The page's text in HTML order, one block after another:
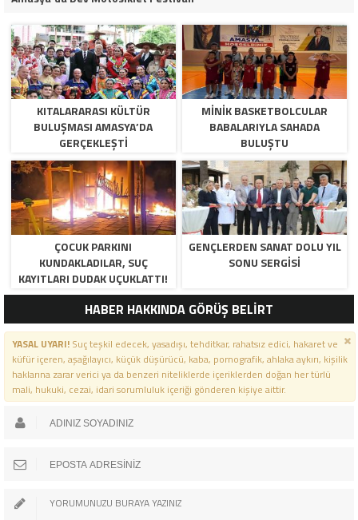
KITALARARASI KÜLTÜR
BULUŞMASI AMASYA’DA
GERÇEKLEŞTI
MINIK BASKETBOLCULAR
BABALARIYLA SAHADA
BULUŞTU
ÇOCUK PARKINI
KUNDAKLADILAR, SUÇ
KAYITLARI DUDAK UÇUKLATTI!
GENÇLERDEN SANAT DOLU YIL
SONU SERGISI
HABER HAKKINDA GÖRÜŞ BELİRT
YASAL UYARI!Suç teşkil edecek, yasadışı, tehditkar, rahatsız edici, hakaret ve
küfür içeren, aşağılayıcı, küçük düşürücü, kaba, pornografik, ahlaka aykırı, kişilik
haklarına zarar verici ya da benzeri niteliklerde içeriklerden doğan her türlü
mali, hukuki, cezai, idari sorumluluk içeriği gönderen kişiye aittir.